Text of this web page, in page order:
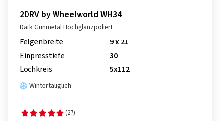
2DRV by Wheelworld WH34
Dark Gunmetal Hochglanzpoliert
Felgenbreite
9 x 21
Einpresstiefe
30
Lochkreis
5x112
Wintertauglich
(27)